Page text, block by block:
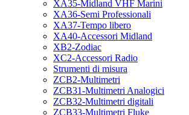
XA35-Midland VHF Marini
XA36-Semi Professionali
XA37-Tempo libero
XA40-Accessori Midland
XB2-Zodiac
XC2-Accessori Radio
Strumenti di misura
ZCB2-Multimetri
ZCB31-Multimetri Analogici
ZCB32-Multimetri digitali
ZCB33-Multimetri Fluke